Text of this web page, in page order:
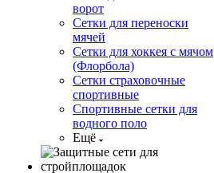
ворот
Сетки для переноски
мячей
Сетки для хоккея с мячом
(Флорбола)
Сетки страховочные
спортивные
Спортивные сетки для
водного поло
Ещё